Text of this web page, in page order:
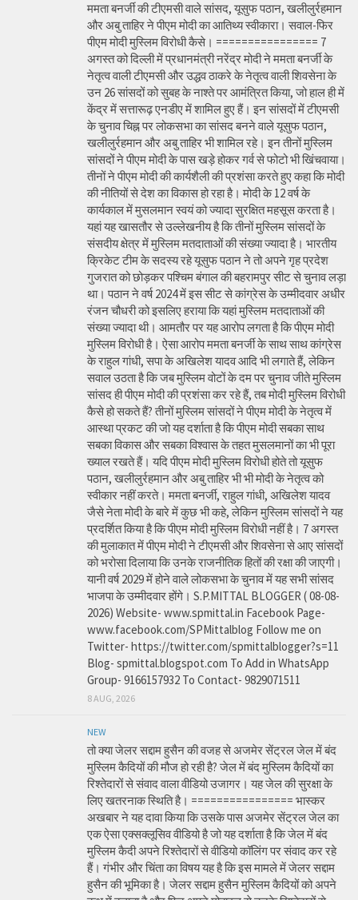
ममता बनर्जी की टीएमसी वाले सांसद, यूसुफ पठान, खलीलुर्रहमान
और अबु ताहिर ने पीएम मोदी का आतिथ्य स्वीकारा। सवाल-फिर
पीएम मोदी मुस्लिम विरोधी कैसे। ================ 7
अगस्त को दिल्ली में प्रधानमंत्री नरेंद्र मोदी ने ममता बनर्जी के
नेतृत्व वाली टीएमसी और उद्धव ठाकरे के नेतृत्व वाली शिवसेना के
उन 26 सांसदों को सुबह के नाश्ते पर आमंत्रित किया, जो हाल ही में
केंद्र में सत्तारूढ़ एनडीए में शामिल हुए हैं। इन सांसदों में टीएमसी
के चुनाव चिह्न पर लोकसभा का सांसद बनने वाले यूसुफ पठान,
खलीलुर्रहमान और अबु ताहिर भी शामिल रहे। इन तीनों मुस्लिम
सांसदों ने पीएम मोदी के पास खड़े होकर गर्व से फोटो भी खिंचवाया।
तीनों ने पीएम मोदी की कार्यशैली की प्रशंसा करते हुए कहा कि मोदी
की नीतियों से देश का विकास हो रहा है। मोदी के 12 वर्ष के
कार्यकाल में मुसलमान स्वयं को ज्यादा सुरक्षित महसूस करता है।
यहां यह खासतौर से उल्लेखनीय है कि तीनों मुस्लिम सांसदों के
संसदीय क्षेत्र में मुस्लिम मतदाताओं की संख्या ज्यादा है। भारतीय
क्रिकेट टीम के सदस्य रहे यूसुफ पठान ने तो अपने गृह प्रदेश
गुजरात को छोड़कर पश्चिम बंगाल की बहरामपुर सीट से चुनाव लड़ा
था। पठान ने वर्ष 2024 में इस सीट से कांग्रेस के उम्मीदवार अधीर
रंजन चौधरी को इसलिए हराया कि यहां मुस्लिम मतदाताओं की
संख्या ज्यादा थी। आमतौर पर यह आरोप लगता है कि पीएम मोदी
मुस्लिम विरोधी है। ऐसा आरोप ममता बनर्जी के साथ साथ कांग्रेस
के राहुल गांधी, सपा के अखिलेश यादव आदि भी लगाते हैं, लेकिन
सवाल उठता है कि जब मुस्लिम वोटों के दम पर चुनाव जीते मुस्लिम
सांसद ही पीएम मोदी की प्रशंसा कर रहे हैं, तब मोदी मुस्लिम विरोधी
कैसे हो सकते हैं? तीनों मुस्लिम सांसदों ने पीएम मोदी के नेतृत्व में
आस्था प्रकट की जो यह दर्शाता है कि पीएम मोदी सबका साथ
सबका विकास और सबका विश्वास के तहत मुसलमानों का भी पूरा
ख्याल रखते हैं। यदि पीएम मोदी मुस्लिम विरोधी होते तो यूसुफ
पठान, खलीलुर्रहमान और अबु ताहिर भी भी मोदी के नेतृत्व को
स्वीकार नहीं करते। ममता बनर्जी, राहुल गांधी, अखिलेश यादव
जैसे नेता मोदी के बारे में कुछ भी कहे, लेकिन मुस्लिम सांसदों ने यह
प्रदर्शित किया है कि पीएम मोदी मुस्लिम विरोधी नहीं है। 7 अगस्त
की मुलाकात में पीएम मोदी ने टीएमसी और शिवसेना से आए सांसदों
को भरोसा दिलाया कि उनके राजनीतिक हितों की रक्षा की जाएगी।
यानी वर्ष 2029 में होने वाले लोकसभा के चुनाव में यह सभी सांसद
भाजपा के उम्मीदवार होंगे। S.P.MITTAL BLOGGER ( 08-08-
2026) Website- www.spmittal.in Facebook Page-
www.facebook.com/SPMittalblog Follow me on
Twitter- https://twitter.com/spmittalblogger?s=11
Blog- spmittal.blogspot.com To Add in WhatsApp
Group- 9166157932 To Contact- 9829071511
8 AUG, 2026
NEW
तो क्या जेलर सद्दाम हुसैन की वजह से अजमेर सेंट्रल जेल में बंद
मुस्लिम कैदियों की मौज हो रही है? जेल में बंद मुस्लिम कैदियों का
रिश्तेदारों से संवाद वाला वीडियो उजागर। यह जेल की सुरक्षा के
लिए खतरनाक स्थिति है। ================ भास्कर
अखबार ने यह दावा किया कि उसके पास अजमेर सेंट्रल जेल का
एक ऐसा एक्सक्लूसिव वीडियो है जो यह दर्शाता है कि जेल में बंद
मुस्लिम कैदी अपने रिश्तेदारों से वीडियो कॉलिंग पर संवाद कर रहे
हैं। गंभीर और चिंता का विषय यह है कि इस मामले में जेलर सद्दाम
हुसैन की भूमिका है। जेलर सद्दाम हुसैन मुस्लिम कैदियों को अपने